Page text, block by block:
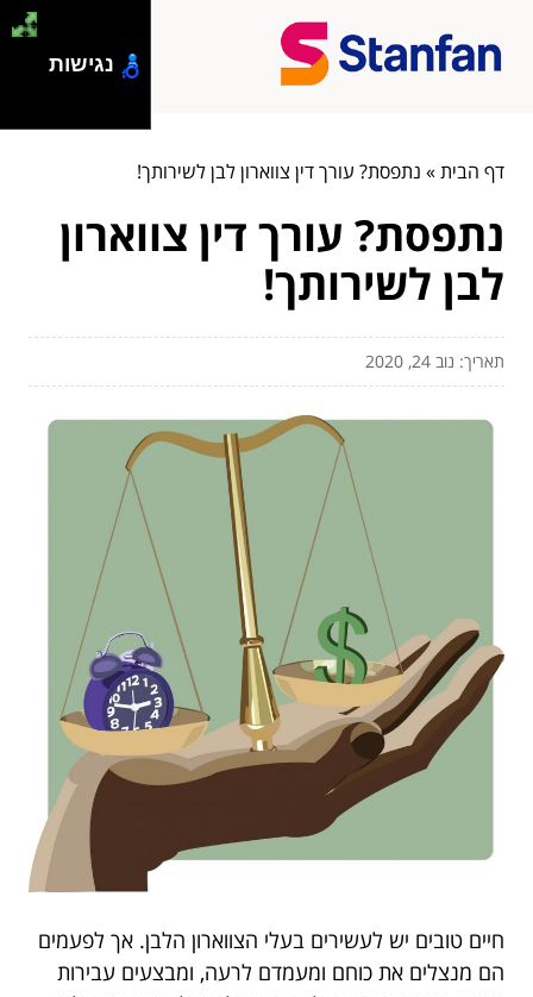
דף הבית» נתפסת? עורך דין צווארון לבן לשירותך!
נתפסת? עורך דין צווארון
לבן לשירותך!
תאריך: נוב 24, 2020
חיים טובים יש לעשירים בעלי הצווארון הלבן. אך לפעמים
הם מנצלים את כוחם ומעמדם לרעה, ומבצעים עבירות
נגישות